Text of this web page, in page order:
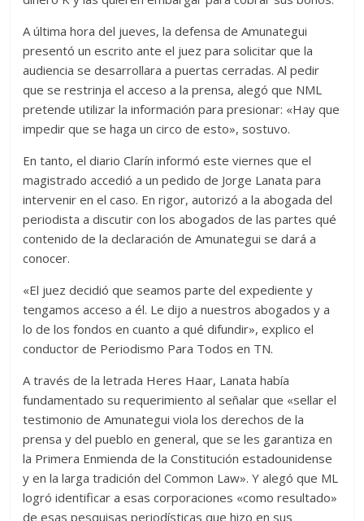
A última hora del jueves, la defensa de Amunategui
presentó un escrito ante el juez para solicitar que la
audiencia se desarrollara a puertas cerradas. Al pedir
que se restrinja el acceso a la prensa, alegó que NML
pretende utilizar la información para presionar: «Hay que
impedir que se haga un circo de esto», sostuvo.
En tanto, el diario Clarín informó este viernes que el
magistrado accedió a un pedido de Jorge Lanata para
intervenir en el caso. En rigor, autorizó a la abogada del
periodista a discutir con los abogados de las partes qué
contenido de la declaración de Amunategui se dará a
conocer.
«El juez decidió que seamos parte del expediente y
tengamos acceso a él. Le dijo a nuestros abogados y a
lo de los fondos en cuanto a qué difundir», explico el
conductor de Periodismo Para Todos en TN.
A través de la letrada Heres Haar, Lanata había
fundamentado su requerimiento al señalar que «sellar el
testimonio de Amunategui viola los derechos de la
prensa y del pueblo en general, que se les garantiza en
la Primera Enmienda de la Constitución estadounidense
y en la larga tradición del Common Law». Y alegó que ML
logró identificar a esas corporaciones «como resultado»
de esas pesquisas periodísticas que hizo en sus